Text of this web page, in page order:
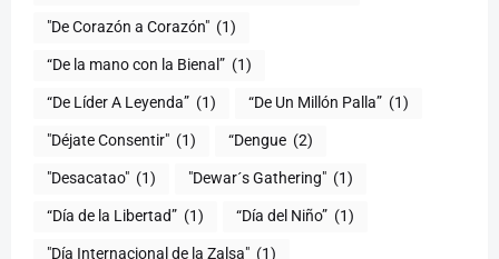
"De Corazón a Corazón" (1)
(1)
“De Líder A Leyenda” (1) “De Un Millón Palla” (1)
"Déjate Consentir" (1) “Dengue (2)
"Desacatao" (1) "Dewar´s Gathering" (1)
(1) “Día del Niño” (1)
"Día Internacional de la Zalsa" (1)